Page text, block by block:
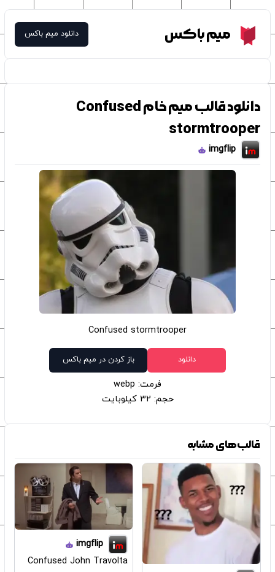
Meme Boxمیم باکس دانلود میم باکس
دانلود قالب میم خام Confused
stormtrooper
imgflip
Confused stormtrooper
دانلود باز کردن در میم باکس
فرمت: webp
حجم: 32 کیلوبایت
قالب‌های مشابه
imgflip
Confused John Travolta